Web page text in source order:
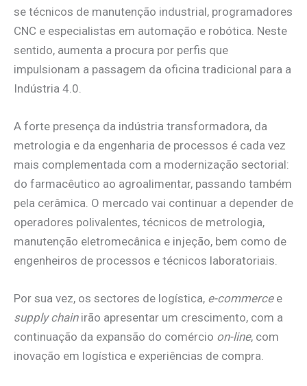
se técnicos de manutenção industrial, programadores
CNC e especialistas em automação e robótica. Neste
sentido, aumenta a procura por perfis que
impulsionam a passagem da oficina tradicional para a
Indústria 4.0.
A forte presença da indústria transformadora, da
metrologia e da engenharia de processos é cada vez
mais complementada com a modernização sectorial:
do farmacêutico ao agroalimentar, passando também
pela cerâmica. O mercado vai continuar a depender de
operadores polivalentes, técnicos de metrologia,
manutenção eletromecânica e injeção, bem como de
engenheiros de processos e técnicos laboratoriais.
Por sua vez, os sectores de logística, e-commercee
supply chainirão apresentar um crescimento, com a
continuação da expansão do comércio on-line, com
inovação em logística e experiências de compra.